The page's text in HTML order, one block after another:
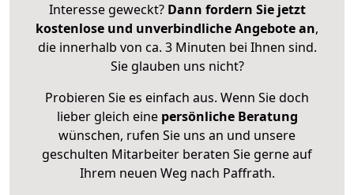
Interesse geweckt? Dann fordern Sie jetzt
kostenlose und unverbindliche Angebote an,
die innerhalb von ca. 3 Minuten bei Ihnen sind.
Sie glauben uns nicht?
Probieren Sie es einfach aus. Wenn Sie doch
lieber gleich eine persönliche Beratung
wünschen, rufen Sie uns an und unsere
geschulten Mitarbeiter beraten Sie gerne auf
Ihrem neuen Weg nach Paffrath.